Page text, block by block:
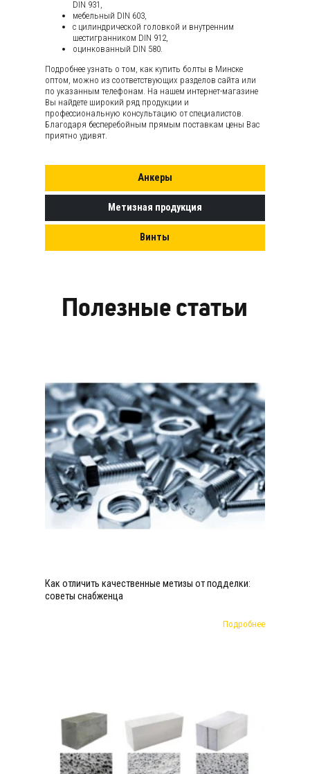
DIN 931,
мебельный DIN 603,
с цилиндрической головкой и внутренним
шестигранником DIN 912,
оцинкованный DIN 580.
Подробнее узнать о том, как купить болты в Минске
оптом, можно из соответствующих разделов сайта или
по указанным телефонам. На нашем интернет-магазине
Вы найдете широкий ряд продукции и
профессиональную консультацию от специалистов.
Благодаря бесперебойным прямым поставкам цены Вас
приятно удивят.
Анкеры
Метизная продукция
Винты
Полезные статьи
Как отличить качественные метизы от подделки:
советы снабженца
Подробнее